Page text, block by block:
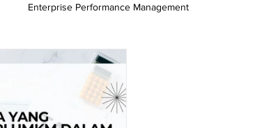
Enterprise Performance Management